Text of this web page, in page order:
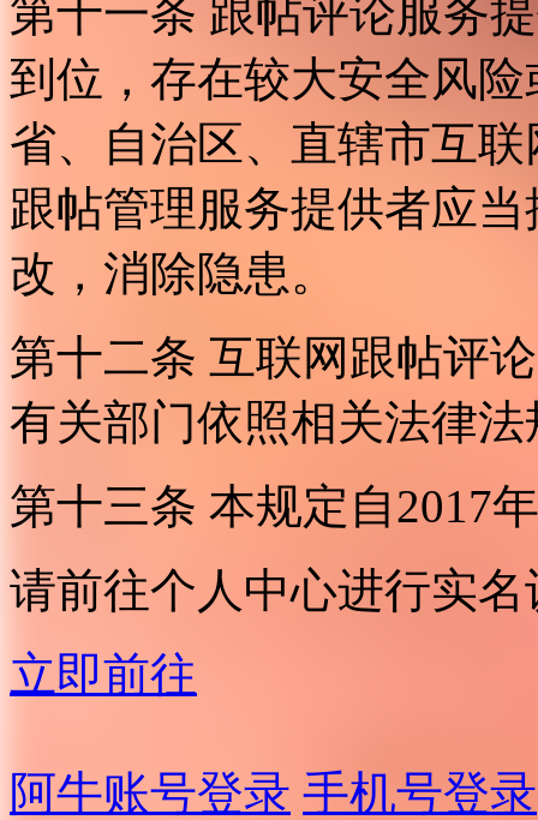
第十一条 跟帖评论服务
到位，存在较大安全风
省、自治区、直辖市互
跟帖管理服务提供者应
改，消除隐患。
第十二条 互联网跟帖评
有关部门依照相关法律
第十三条 本规定自2017
请前往个人中心进行实名
立即前往
阿牛账号登录 手机号登录